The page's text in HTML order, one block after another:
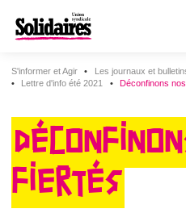
S'informer et Agir Les journaux et
Lettre d'info été 2021
Déconfinons
FIERTÉS